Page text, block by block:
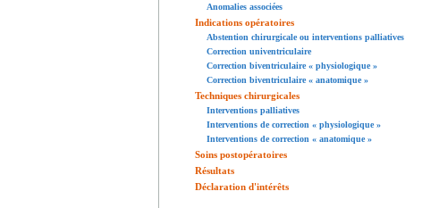
Anomalies associées
Indications opératoires
Abstention chirurgicale ou interventions palliatives
Correction univentriculaire
Correction biventriculaire « physiologique »
Correction biventriculaire « anatomique »
Techniques chirurgicales
Interventions palliatives
Interventions de correction « physiologique »
Interventions de correction « anatomique »
Soins postopératoires
Résultats
Déclaration d'intérêts